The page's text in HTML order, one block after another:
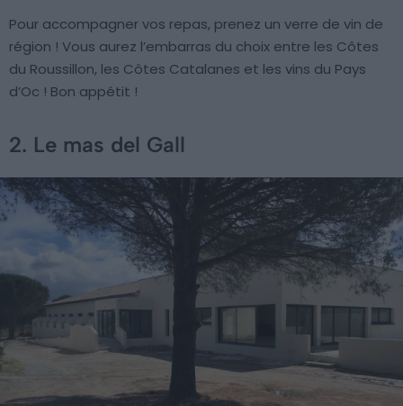
Pour accompagner vos repas, prenez un verre de vin de
région ! Vous aurez l’embarras du choix entre les Côtes
du Roussillon, les Côtes Catalanes et les vins du Pays
d’Oc ! Bon appétit !
2. Le mas del Gall